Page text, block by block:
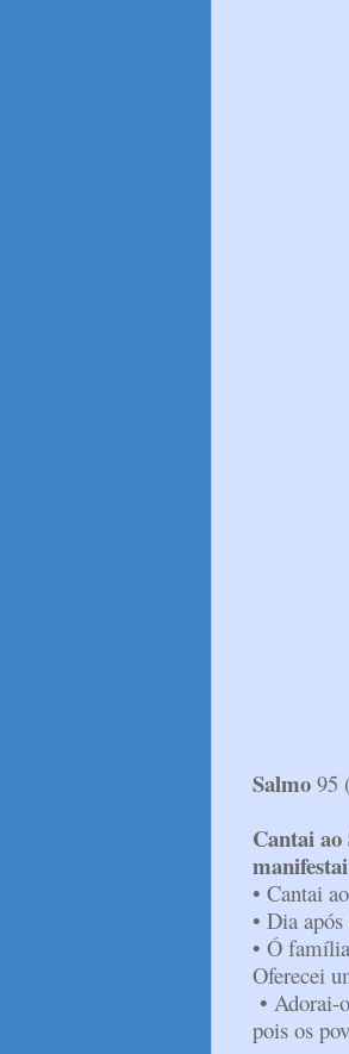
Salmo 95
Cantai ao
• Cantai
• Dia
• Ó
Oferecei
• Adorai-
pois os